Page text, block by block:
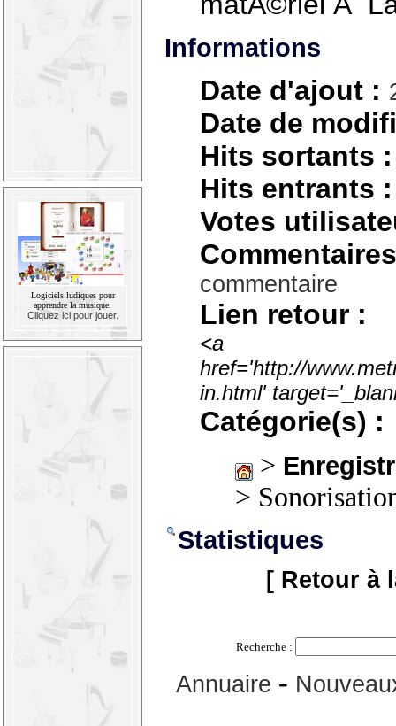
Logiciels ludiques pour
apprendre la musique.
Cliquez ici pour jouer.
Informations
Date d'ajout :
Date de
Hits sortants :
Hits entrants :
Votes
commentaire
Lien retour :
<a
href='http://
in.html'
Catégorie(s) :
>
>
Statistiques
[ Retour à
Recherche :
Annuaire -